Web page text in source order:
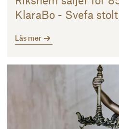
KlaraBo - Svefa
Läs mer